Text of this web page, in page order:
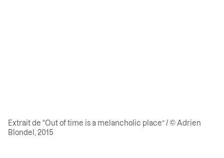
Extrait de “Out of time is a melancholic place” / © Adrien
Blondel, 2015